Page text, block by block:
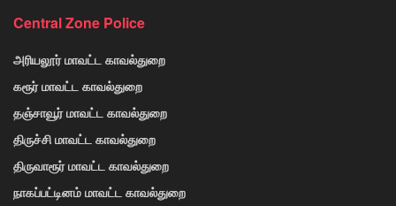
Central Zone Police
அரியலூர் மாவட்ட காவல்துறை
கரூர் மாவட்ட காவல்துறை
தஞ்சாவூர் மாவட்ட காவல்துறை
திருச்சி மாவட்ட காவல்துறை
திருவாரூர் மாவட்ட காவல்துறை
நாகப்பட்டினம் மாவட்ட காவல்துறை